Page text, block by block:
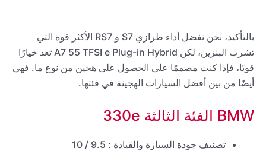
بالتأكيد، نحن نفضل أداء طرازي S7 و RS7 الأكثر قوة التي
تشرب البنزين، لكن A7 55 TFSI e Plug-in Hybrid تعد خيارًا
قويًا، فإذا كنت مصممًا على الحصول على هجين من نوع ما. فهي
أيضًا من بين أفضل السيارات الهجينة في فئتها.
BMW الفئة الثالثة 330e
تصنيف جودة السيارة والقيادة : 9.5 / 10